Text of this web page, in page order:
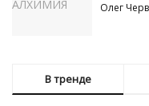
Олег
В тренде